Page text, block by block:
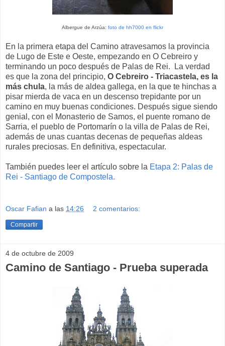
Albergue de Arzúa: foto de hh7000 en flickr
En la primera etapa del Camino atravesamos la provincia
de Lugo de Este e Oeste, empezando en O Cebreiro y
terminando un poco después de Palas de Rei. La verdad
es que la zona del principio, O Cebreiro - Triacastela, es la
más chula, la más de aldea gallega, en la que te hinchas a
pisar mierda de vaca en un descenso trepidante por un
camino en muy buenas condiciones. Después sigue siendo
genial, con el Monasterio de Samos, el puente romano de
Sarria, el pueblo de Portomarín o la villa de Palas de Rei,
además de unas cuantas decenas de pequeñas aldeas
rurales preciosas. En definitiva, espectacular.
También puedes leer el artículo sobre la Etapa 2: Palas de
Rei - Santiago de Compostela.
Oscar Fafian a las 14:26 2 comentarios:
Compartir
4 de octubre de 2009
Camino de Santiago - Prueba superada